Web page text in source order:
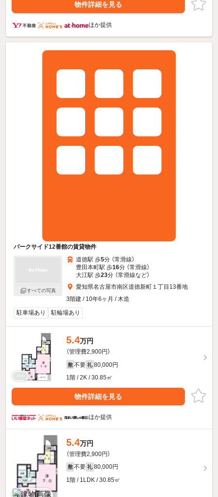
物件詳細を見る
ほか提供
パークサイド12番館の賃貸物件
すべての写真
道徳駅 歩5分 （常滑線）
豊田本町駅 歩16分 （常滑線）
大江駅 歩23分 （常滑線など）
愛知県名古屋市南区道徳新町１丁目13番地
3階建 / 10年6ヶ月 / 木造
駐車場あり
駐輪場あり
5.4万円
（管理費2,900円）
敷 不要 礼 80,000円
1階 / 2K / 30.85㎡
物件詳細を見る
ほか提供
5.4万円
（管理費2,900円）
敷 不要 礼 80,000円
1階 / 1LDK / 30.85㎡